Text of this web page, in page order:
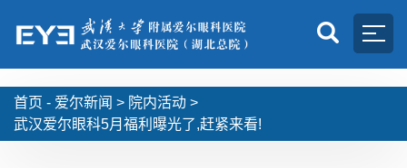
首页 - 爱尔新闻 > 院内活动 >
武汉爱尔眼科5月福利曝光了,赶紧来看!